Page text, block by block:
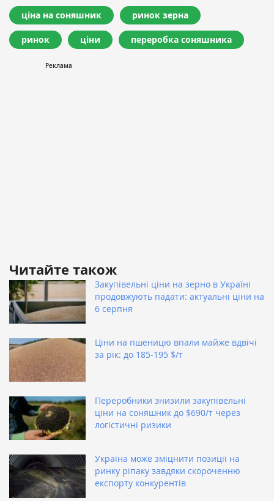
ціна на соняшник ринок зерна
ринок ціни переробка соняшника
Читайте також
Закупівельні ціни на зерно в Україні
продовжують падати: актуальні ціни на
6 серпня
Ціни на пшеницю впали майже вдвічі
за рік: до 185-195 $/т
Переробники знизили закупівельні
ціни на соняшник до $690/т через
логістичні ризики
Україна може зміцнити позиції на
ринку ріпаку завдяки скороченню
експорту конкурентів